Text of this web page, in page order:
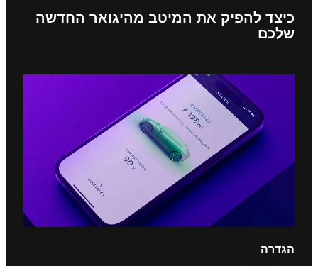
כיצד להפיק את המיטב מהיגואר החדשה
שלכם
הגדרה